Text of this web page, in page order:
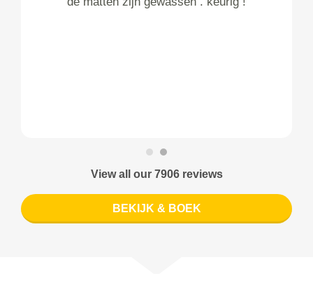
View all our 7906 reviews
BEKIJK & BOEK